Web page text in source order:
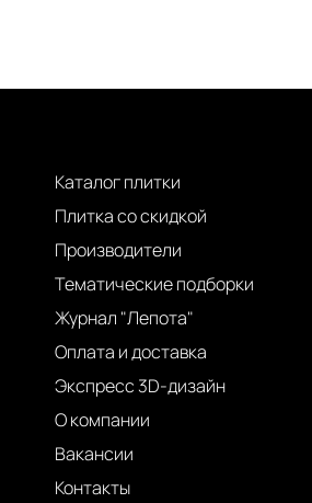
Каталог плитки
Плитка со скидкой
Производители
Тематические подборки
Журнал "Лепота"
Оплата и доставка
Экспресс 3D-дизайн
О компании
Вакансии
Контакты